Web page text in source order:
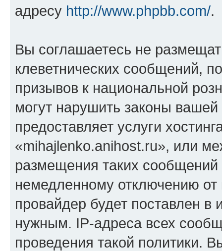
адресу http://www.phpbb.com/.
Вы соглашаетесь не
клеветнических сообщений,
призывов к национальной
могут нарушить законы
предоставляет услуги
«mihajlenko.anihost.ru», или
размещения таких
немедленному отключению
провайдер будет поставлен в
нужным. IP-адреса всех
проведения такой политики.